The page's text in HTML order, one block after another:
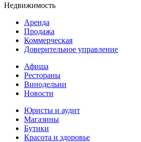
Недвижимость
Аренда
Продажа
Коммерческая
Доверительное управление
Афиша
Рестораны
Винодельни
Новости
Юристы и аудит
Магазины
Бутики
Красота и здоровье